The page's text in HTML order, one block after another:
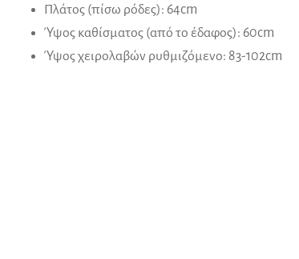
Πλάτος (πίσω ρόδες): 64cm
Ύψος καθίσματος (από το έδαφος): 60cm
Ύψος χειρολαβών ρυθμιζόμενο: 83-102cm